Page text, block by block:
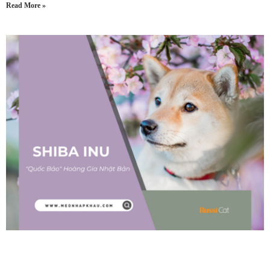
Read More »